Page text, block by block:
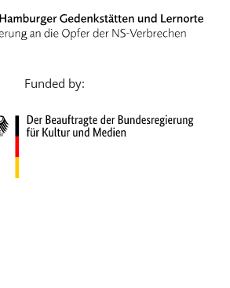
Español
Italiano
Nederlands
Português
Funded by: